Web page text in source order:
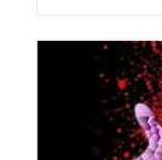
質所組成
年」來各
事，來自
限大解禁